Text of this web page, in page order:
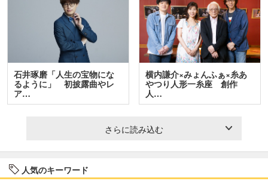
石井琢磨「人生の宝物にな
るように」 初披露曲やレ
ア…
横内謙介×みょんふぁ×糸あ
やつり人形一糸座 創作
人…
さらに読み込む
人気のキーワード